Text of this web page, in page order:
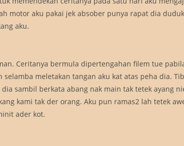
motor aku pakai jek absober punya rapat dia
aku.
Ceritanya bermula dipertengahan filem tue
selamba meletakan tangan aku kat atas peha dia.
sambil berkata abang nak main tak tetek ayang
kami tak der orang. Aku pun ramas2 lah tetek
ader kot.